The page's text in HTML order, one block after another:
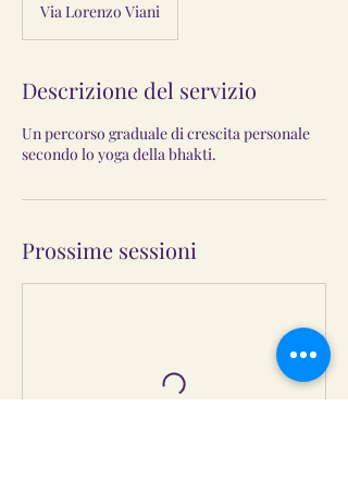
Via Lorenzo Viani
Descrizione del servizio
Un percorso graduale di crescita personale
secondo lo yoga della bhakti.
Prossime sessioni